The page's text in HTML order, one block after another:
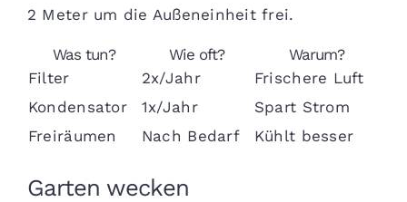
2 Meter um die Außeneinheit frei.
Was tun? Wie oft?
Warum?
Filter
2x/Jahr
Frischere Luft
Kondensator
1x/Jahr
Spart Strom
Freiräumen
Nach Bedarf Kühlt besser
Garten wecken